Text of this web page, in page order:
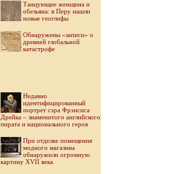
Танцующие женщина и
обезьяна: в Перу нашли
новые геоглифы
Обнаружены «записи» о
древней глобальной
катастрофе
Недавно
идентифицированный
портрет сэра Фрэнсиса
Дрейка – знаменитого английского
пирата и национального героя
При отделке помещения
модного магазина
обнаружили огромную
картину XVII века